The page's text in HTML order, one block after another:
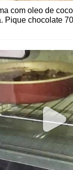
com oleo de
Pique chocolate